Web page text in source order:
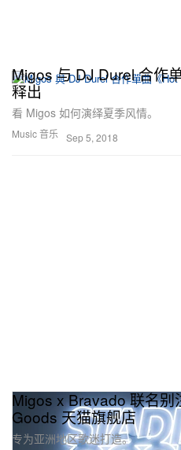
Music 音乐
Migos 与 DJ Durel 合作
释出
看 Migos 如何演绎夏季风情。
Sep 5, 2018
Migos x Bravado 联名
Goods 天猫旗舰店
专为亚洲地区歌迷打造。